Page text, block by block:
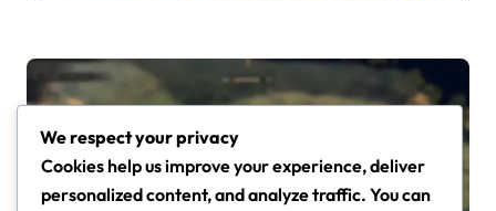
Twitch Drops para Age of Empires IV
We respect your privacy
Cookies help us improve your experience, deliver
personalized content, and analyze traffic. You can